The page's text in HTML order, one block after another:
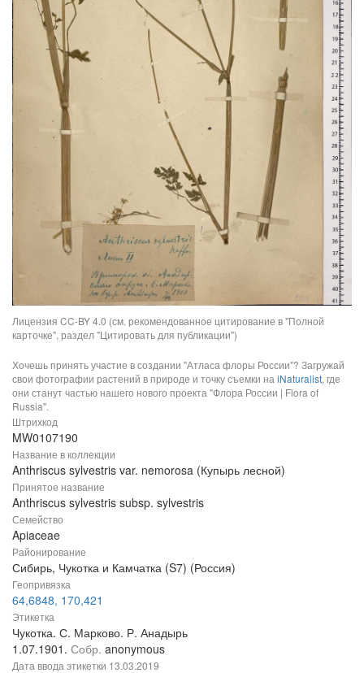
Лицензия CC-BY 4.0 (см. рекомендованное цитирование в "Полной
карточке", раздел "Цитировать для публикации")
Хочешь принять участие в создании "Атласа флоры России"? Загружай
свои фотографии растений в природе и точку съемки на iNaturalist, где
они станут частью нашего нового проекта "Флора России | Flora of
Russia".
Штрихкод
MW0107190
Название в коллекции
Anthriscus sylvestris var. nemorosa (Купырь лесной)
Принятое название
Anthriscus sylvestris subsp. sylvestris
Семейство
Apiaceae
Районирование
Сибирь, Чукотка и Камчатка (S7) (Россия)
Геопривязка
64,6848, 170,421
Этикетка
Чукотка. С. Марково. Р. Анадырь
1.07.1901. Собр. anonymous
Дата ввода этикетки 13.03.2019